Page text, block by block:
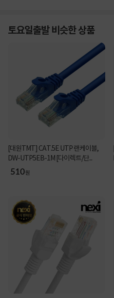
토요일출발 비슷한 상품
[대원TMT] CAT.5E UTP 랜케이블,
DW-UTP5EB-1M [다이렉트/단...
510원